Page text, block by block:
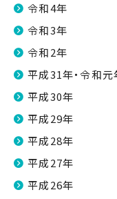
令和4年
令和3年
令和2年
平成31年・令和元
平成30年
平成29年
平成28年
平成27年
平成26年